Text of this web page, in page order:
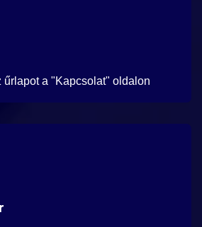
űrlapot a "Kapcsolat" oldalon